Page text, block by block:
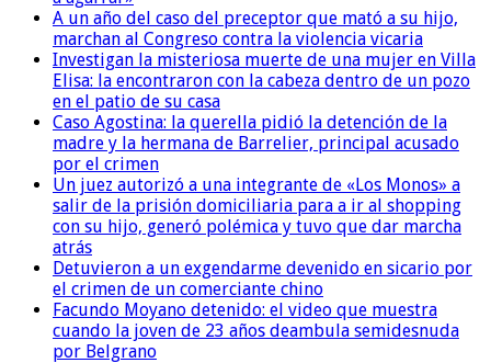
A un año del caso del preceptor que mató a su hijo,
marchan al Congreso contra la violencia vicaria
Investigan la misteriosa muerte de una mujer en Villa
Elisa: la encontraron con la cabeza dentro de un pozo
en el patio de su casa
Caso Agostina: la querella pidió la detención de la
madre y la hermana de Barrelier, principal acusado
por el crimen
Un juez autorizó a una integrante de «Los Monos» a
salir de la prisión domiciliaria para a ir al shopping
con su hijo, generó polémica y tuvo que dar marcha
atrás
Detuvieron a un exgendarme devenido en sicario por
el crimen de un comerciante chino
Facundo Moyano detenido: el video que muestra
cuando la joven de 23 años deambula semidesnuda
por Belgrano